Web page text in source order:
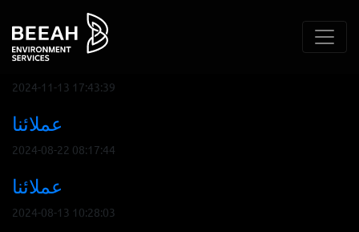
Recent Post
عملائنا
2024-11-13 17:43:39
عملائنا
2024-08-22 08:17:44
عملائنا
2024-08-13 10:28:03